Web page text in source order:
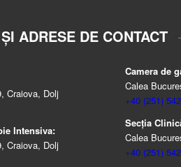
ADRESE DE CONTACT
Craiova, Dolj
Intensiva:
Craiova, Dolj
Camera de
Calea
+40 (251)
Secția
Calea
+40 (251)